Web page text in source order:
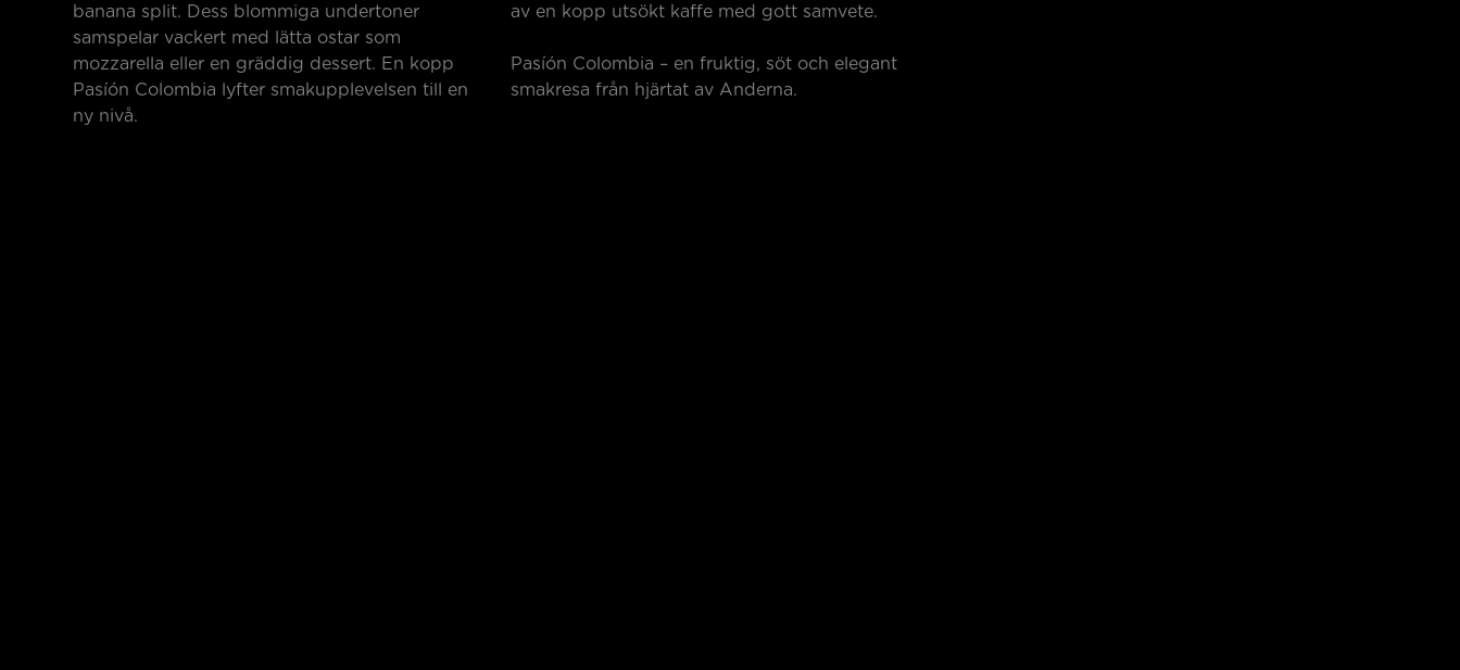
banana split. Dess blommiga undertoner
samspelar vackert med lätta ostar som
mozzarella eller en gräddig dessert. En kopp
Pasíón Colombia lyfter smakupplevelsen till en
ny nivå.
av en kopp utsökt kaffe med gott samvete.
Pasíón Colombia – en fruktig, söt och elegant
smakresa från hjärtat av Anderna.